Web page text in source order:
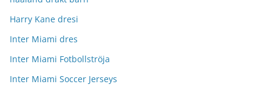
Harry Kane dresi
Inter Miami dres
Inter Miami Fotbollströja
Inter Miami Soccer Jerseys